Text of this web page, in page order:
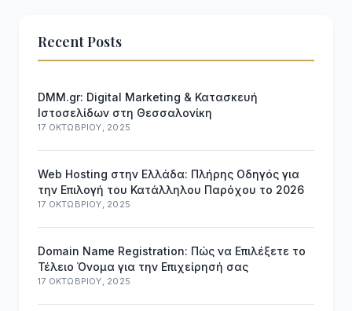
Recent Posts
DMM.gr: Digital Marketing & Κατασκευή
Ιστοσελίδων στη Θεσσαλονίκη
17 ΟΚΤΩΒΡΊΟΥ, 2025
Web Hosting στην Ελλάδα: Πλήρης Οδηγός για
την Επιλογή του Κατάλληλου Παρόχου το 2026
17 ΟΚΤΩΒΡΊΟΥ, 2025
Domain Name Registration: Πώς να Επιλέξετε το
Τέλειο Όνομα για την Επιχείρησή σας
17 ΟΚΤΩΒΡΊΟΥ, 2025